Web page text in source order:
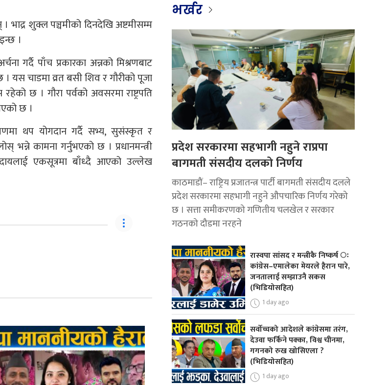
भाद्र शुक्ल पञ्चमीको दिनदेखि अष्टमीसम्म
।
गर्दै पाँच प्रकारका अन्नको मिश्रणबाट
यस चाडमा व्रत बसी शिव र गौरीको पूजा
छ । गौरा पर्वको अवसरमा राष्ट्रपति
छ ।
थप योगदान गर्दै सभ्य, सुसंस्कृत र
भन्ने कामना गर्नुभएको छ । प्रधानमन्त्री
एकसूत्रमा बाँध्दै आएको उल्लेख
भर्खर
प्रदेश सरकारमा सहभागी नहुने राप्रपा
बागमती संसदीय दलको निर्णय
काठमाडौं– राष्ट्रिय प्रजातन्त्र पार्टी बागमती संसदीय दलले
प्रदेश सरकारमा सहभागी नहुने औपचारिक निर्णय गरेको
छ । सत्ता समीकरणको गणितीय चलखेल र सरकार
गठनको दौडमा नरहने
रास्वपा सांसद र मन्त्रीकै निष्कर्ष ः
कांग्रेस–एमालेका मेयरले हैरान पारे,
जनतालाई सम्झाउनै सकस
(भिडियोसहित)
1 day ago
सर्वोच्चको आदेशले कांग्रेसमा तरंग,
देउवा फर्किने पक्का, विश्व चीनमा,
गगनको रुख खोसिएला ?
(भिडियोसहित)
1 day ago